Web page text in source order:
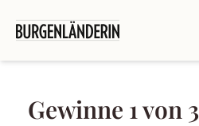
Gewinne 1 von 3